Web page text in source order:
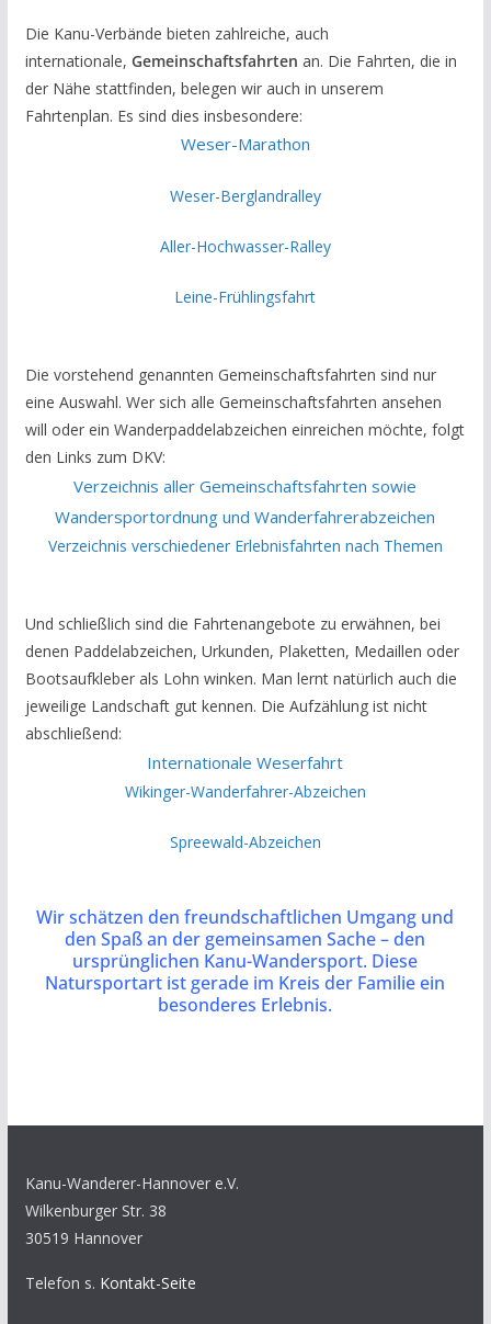
Die Kanu-Verbände bieten zahlreiche, auch
internationale, Gemeinschaftsfahrten an. Die Fahrten, die in
der Nähe stattfinden, belegen wir auch in unserem
Fahrtenplan. Es sind dies insbesondere:
Weser-Marathon
Weser-Berglandralley
Aller-Hochwasser-Ralley
Leine-Frühlingsfahrt
Die vorstehend genannten Gemeinschaftsfahrten sind nur
eine Auswahl. Wer sich alle Gemeinschaftsfahrten ansehen
will oder ein Wanderpaddelabzeichen einreichen möchte, folgt
den Links zum DKV:
Verzeichnis aller Gemeinschaftsfahrten sowie
Wandersportordnung und Wanderfahrerabzeichen
Verzeichnis verschiedener Erlebnisfahrten nach Themen
Und schließlich sind die Fahrtenangebote zu erwähnen, bei
denen Paddelabzeichen, Urkunden, Plaketten, Medaillen oder
Bootsaufkleber als Lohn winken. Man lernt natürlich auch die
jeweilige Landschaft gut kennen. Die Aufzählung ist nicht
abschließend:
Internationale Weserfahrt
Wikinger-Wanderfahrer-Abzeichen
Spreewald-Abzeichen
Wir schätzen den freundschaftlichen Umgang und
den Spaß an der gemeinsamen Sache – den
ursprünglichen Kanu-Wandersport. Diese
Natursportart ist gerade im Kreis der Familie ein
besonderes Erlebnis.
Kanu-Wanderer-Hannover e.V.
Wilkenburger Str. 38
30519 Hannover
Telefon s. Kontakt-Seite